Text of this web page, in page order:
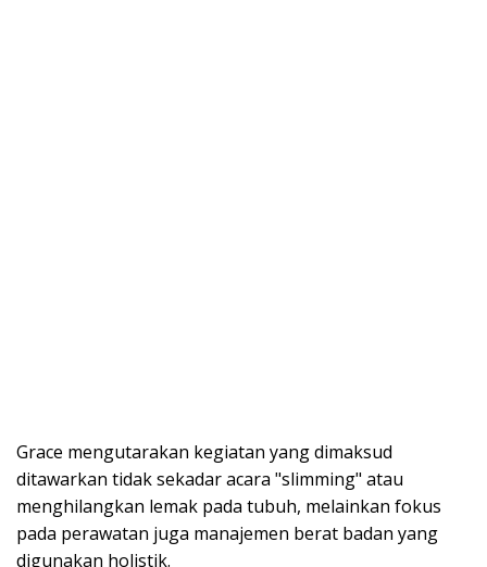
Grace mengutarakan kegiatan yang dimaksud
ditawarkan tidak sekadar acara "slimming" atau
menghilangkan lemak pada tubuh, melainkan fokus
pada perawatan juga manajemen berat badan yang
digunakan holistik.